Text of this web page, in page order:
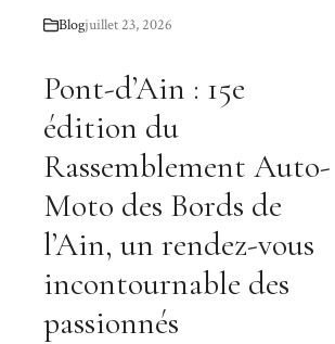
Blogjuillet 23, 2026
Pont-d’Ain : 15e
édition du
Rassemblement Auto-
Moto des Bords de
l’Ain, un rendez-vous
incontournable des
passionnés